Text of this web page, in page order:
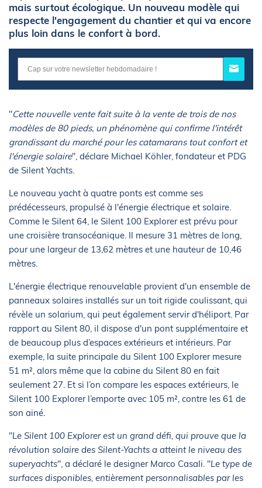
mais surtout écologique. Un nouveau modèle qui
respecte l'engagement du chantier et qui va encore
plus loin dans le confort à bord.
"Cette nouvelle vente fait suite à la vente de trois de nos
modèles de 80 pieds, un phénomène qui confirme l'intérêt
grandissant du marché pour les catamarans tout confort et
l'énergie solaire", déclare Michael Köhler, fondateur et PDG
de Silent Yachts.
Le nouveau yacht à quatre ponts est comme ses
prédécesseurs, propulsé à l'énergie électrique et solaire.
Comme le Silent 64, le Silent 100 Explorer est prévu pour
une croisière transocéanique. Il mesure 31 mètres de long,
pour une largeur de 13,62 mètres et une hauteur de 10,46
mètres.
L'énergie électrique renouvelable provient d'un ensemble de
panneaux solaires installés sur un toit rigide coulissant, qui
révèle un solarium, qui peut également servir d'héliport. Par
rapport au Silent 80, il dispose d'un pont supplémentaire et
de beaucoup plus d’espaces extérieurs et intérieurs. Par
exemple, la suite principale du Silent 100 Explorer mesure
51 m², alors même que la cabine du Silent 80 en fait
seulement 27. Et si l’on compare les espaces extérieurs, le
Silent 100 Explorer l’emporte avec 105 m², contre les 61 de
son ainé.
"Le Silent 100 Explorer est un grand défi, qui prouve que la
révolution solaire des Silent-Yachts a atteint le niveau des
superyachts", a déclaré le designer Marco Casali. "Le type de
surfaces disponibles, entièrement personnalisables par les